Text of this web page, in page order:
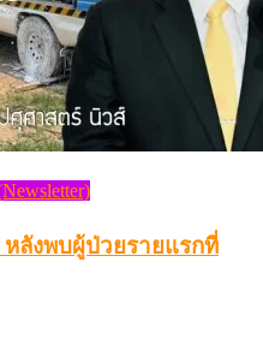
ลังพบผู้ป่วยรายแรกที่